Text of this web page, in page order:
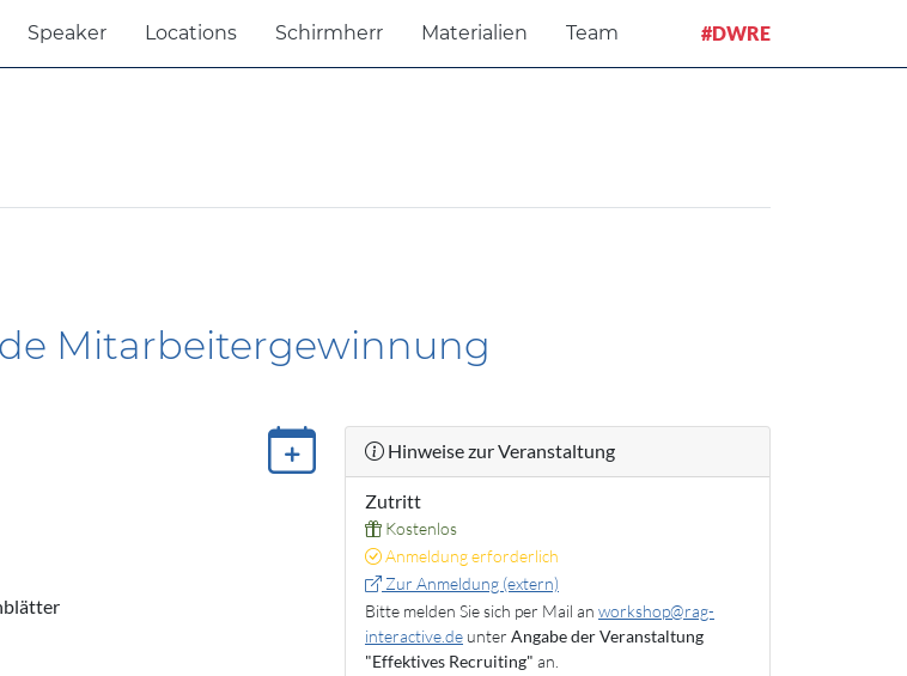
Speaker Locations Schirmherr Materialien Team #DWRE
Mitarbeitergewinnung
Hinweise zur Veranstaltung
Zutritt
Kostenlos
Anmeldung erforderlich
Zur Anmeldung (extern)
Bitte melden Sie sich per Mail an workshop@rag-
interactive.de unter Angabe der Veranstaltung
"Effektives Recruiting" an.